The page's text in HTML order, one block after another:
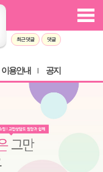
최근 댓글 댓글
이용안내 공지